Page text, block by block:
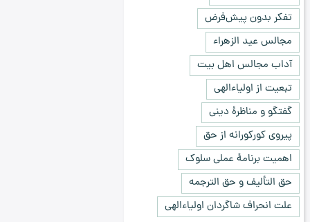
تفکر بدون پیش‌فرض
مجالس عید الزهراء
آداب مجالس اهل بیت
تبعیت از اولیاءالهی
گفتگو و مناظرۀ دینی
پیروی کورکورانه از حق
اهمیت برنامۀ عملی سلوک
حق التألیف و حق الترجمه
علت انحراف شاگردان اولیاءالهی